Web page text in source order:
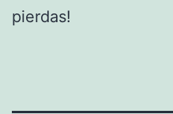
pierdas!